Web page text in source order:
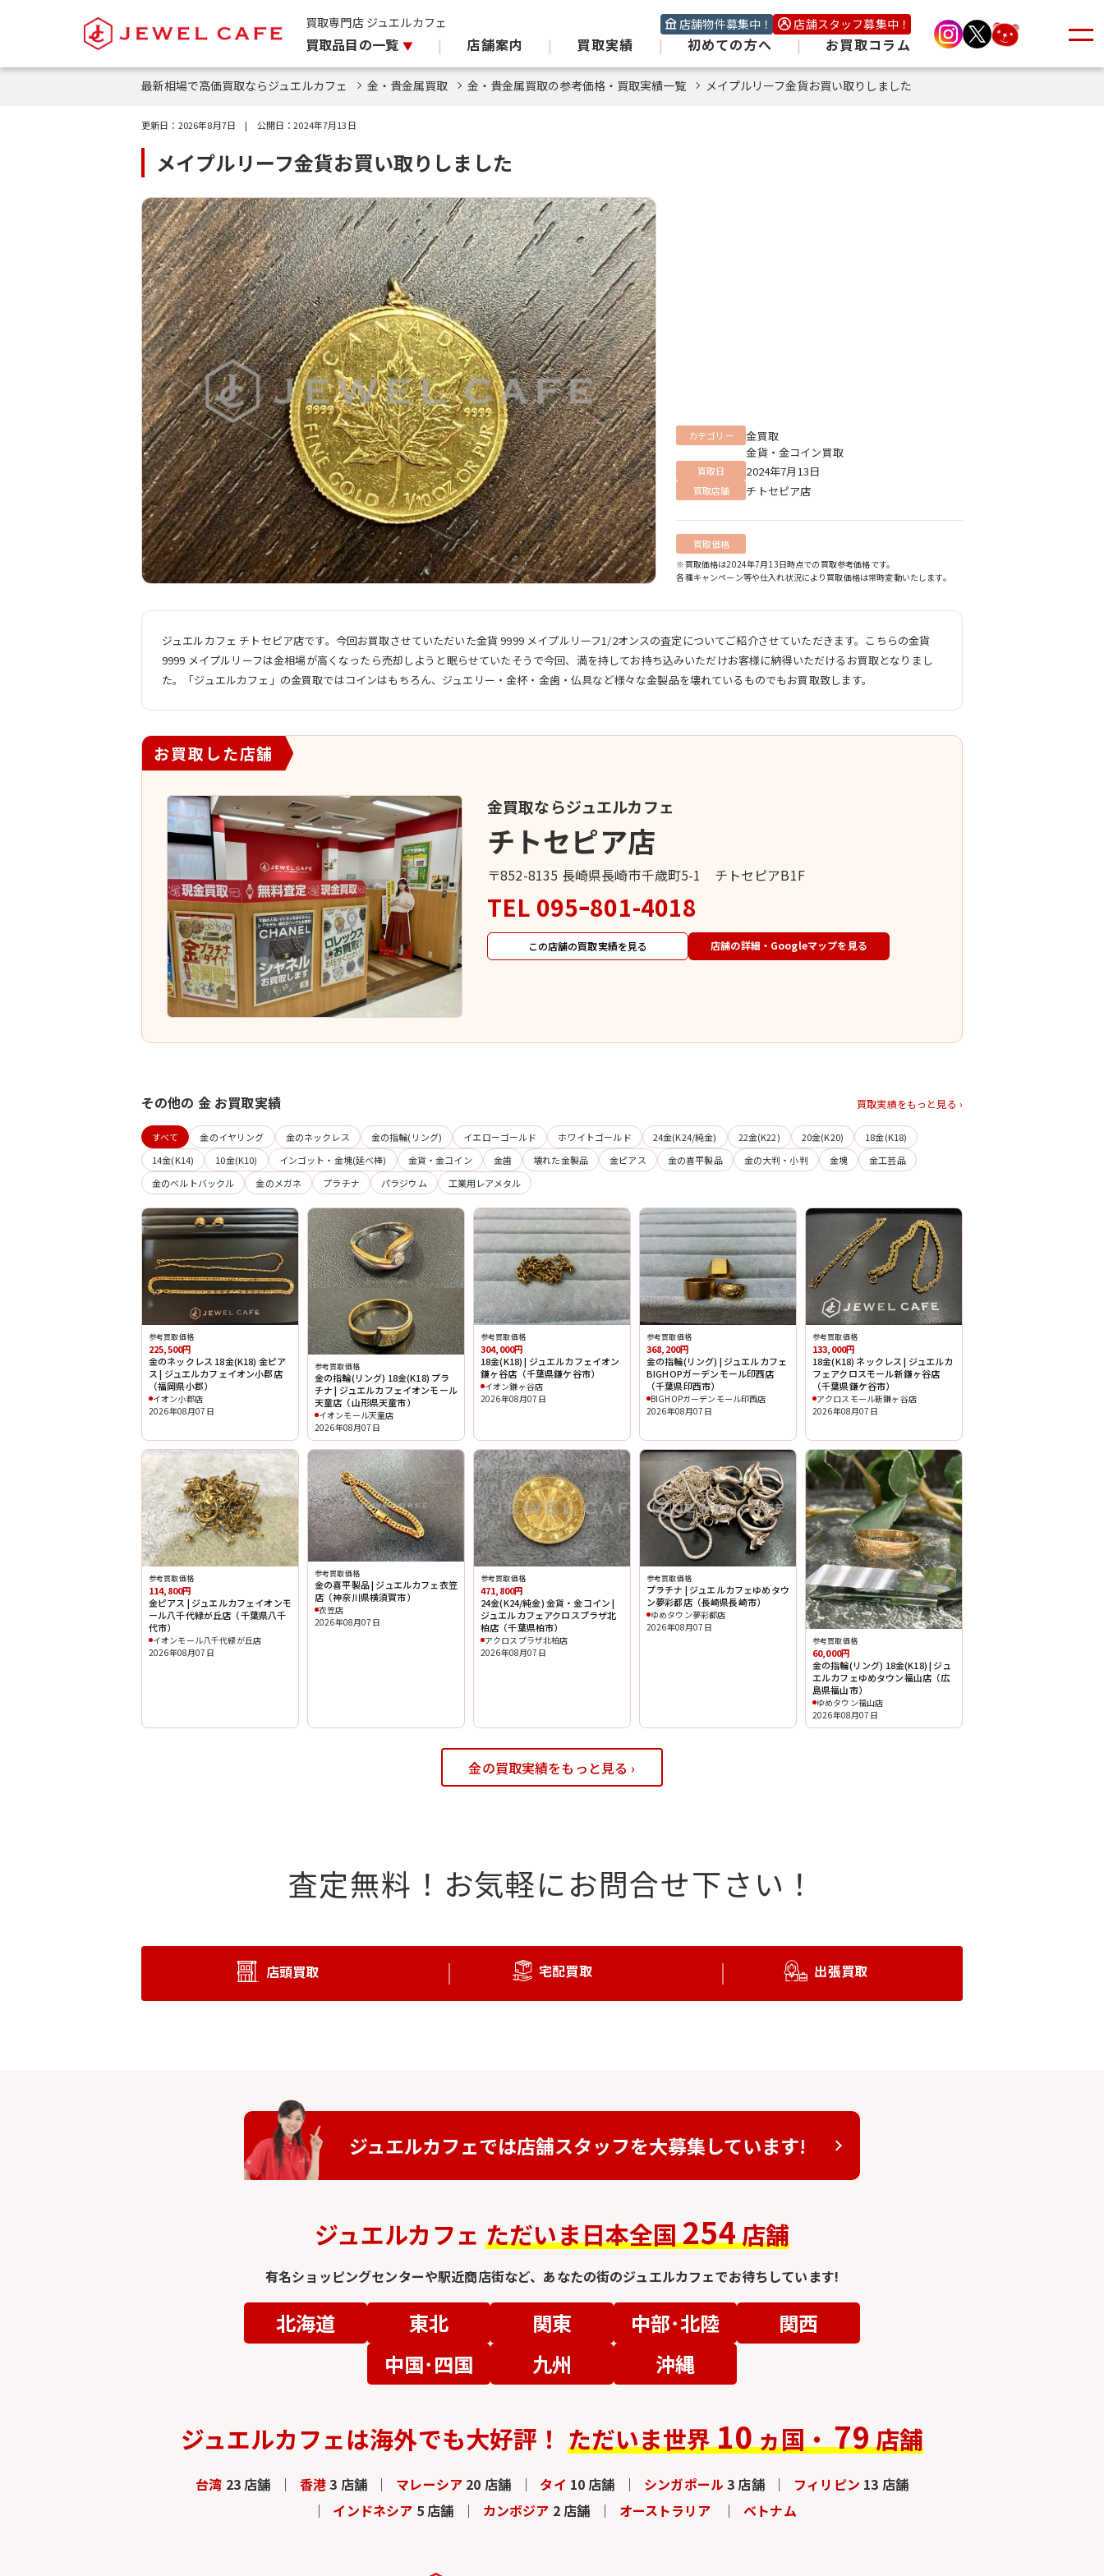
買取専門店 ジュエルカフェ 店舗物件募集中！ 店舗スタッフ募集中！
買取品目の一覧 | 店舗案内 | 買取実績 | 初めての方へ | お買取コラム
最新相場で高価買取ならジュエルカフェ 金・貴金属買取 金・貴金属買取の参考価格・買取実績一覧 メイプルリーフ金貨お買い取りしました
更新日： 2026年8月7日 | 公開日：2024年7月13日
メイプルリーフ金貨お買い取りしました
カテゴリー
金買取
金貨・金コイン買取
買取日 2024年7月13日
買取店舗 チトセピア店
買取価格
※買取価格は2024年7月13日時点での買取参考価格です。
各種キャンペーン等や仕入れ状況により買取価格は常時変動いたします。
ジュエルカフェ チトセピア店です。今回お買取させていただいた金貨 9999 メイプルリーフ1/2オンスの査定についてご紹介させていただきます。こちらの金貨
9999 メイプルリーフは金相場が高くなったら売却しようと眠らせていたそうで今回、満を持してお持ち込みいただけお客様に納得いただけるお買取となりまし
た。「ジュエルカフェ」の金買取ではコインはもちろん、ジュエリー・金杯・金歯・仏具など様々な金製品を壊れているものでもお買取致します。
お買取した店舗
金買取ならジュエルカフェ
チトセピア店
〒852-8135 長崎県長崎市千歳町5-1 チトセピアB1F
TEL 095ｰ801-4018
この店舗の買取実績を見る 店舗の詳細・Googleマップを見る
その他の 金 お買取実績 買取実績をもっと見る ›
すべて 金のイヤリング 金のネックレス 金の指輪(リング) イエローゴールド ホワイトゴールド 24金(K24/純金) 22金(K22) 20金(K20)
18金(K18)
14金(K14)
10金(K10) インゴット・金塊(延べ棒) 金貨・金コイン 金歯 壊れた金製品 金ピアス 金の喜平製品 金の大判・小判 金塊
金工芸品
金のベルトバックル
金のメガネ プラチナ パラジウム 工業用レアメタル
参考買取価格
225,500円
金のネックレス 18金(K18) 金ピア
ス | ジュエルカフェイオン小郡店
（福岡県小郡）
イオン小郡店
2026年08月07日
参考買取価格
金の指輪(リング) 18金(K18) プラ
チナ | ジュエルカフェイオンモール
天童店（山形県天童市）
イオンモール天童店
2026年08月07日
参考買取価格
304,000円
18金(K18) | ジュエルカフェイオン
鎌ヶ谷店（千葉県鎌ケ谷市）
イオン鎌ヶ谷店
2026年08月07日
参考買取価格
368,200円
金の指輪(リング) | ジュエルカフェ
BIGHOPガーデンモール印西店
（千葉県印西市）
BIGHOPガーデンモール印西店
2026年08月07日
参考買取価格
133,000円
18金(K18) ネックレス | ジュエルカ
フェアクロスモール新鎌ヶ谷店
（千葉県鎌ケ谷市）
アクロスモール新鎌ヶ谷店
2026年08月07日
参考買取価格
114,800円
金ピアス | ジュエルカフェイオンモ
ール八千代緑が丘店（千葉県八千
代市）
イオンモール八千代緑が丘店
2026年08月07日
参考買取価格
金の喜平製品 | ジュエルカフェ衣笠
店（神奈川県横須賀市）
衣笠店
2026年08月07日
参考買取価格
471,800円
24金(K24/純金) 金貨・金コイン |
ジュエルカフェアクロスプラザ北
柏店（千葉県柏市）
アクロスプラザ北柏店
2026年08月07日
参考買取価格
プラチナ | ジュエルカフェゆめタウ
ン夢彩都店（長崎県長崎市）
ゆめタウン夢彩都店
2026年08月07日
参考買取価格
60,000円
金の指輪(リング) 18金(K18) | ジュ
エルカフェゆめタウン福山店（広
島県福山市）
ゆめタウン福山店
2026年08月07日
金の買取実績をもっと見る ›
査定無料！ お気軽にお問合せ下さい！
店頭買取 宅配買取 出張買取
ジュエルカフェでは店舗スタッフを大募集しています!
ジュエルカフェただいま日本全国254店舗
有名ショッピングセンターや駅近商店街など、 あなたの街のジュエルカフェでお待ちしています!
北海道 東北 関東 中部･北陸
関西
中国･四国
九州 沖縄
ジュエルカフェは海外でも大好評！ ただいま世界10ヵ国・79店舗
台湾 23 店舗 香港3 店舗 マレーシア 20 店舗 タイ 10 店舗 シンガポール3 店舗 フィリピン 13 店舗
インドネシア 5 店舗 カンボジア 2 店舗 オーストラリア ベトナム